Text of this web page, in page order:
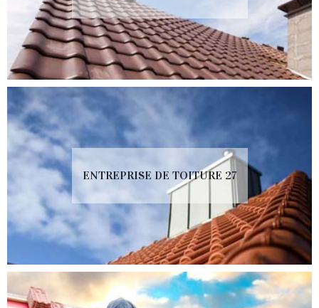
ENTREPRISE DE TOITURE 27